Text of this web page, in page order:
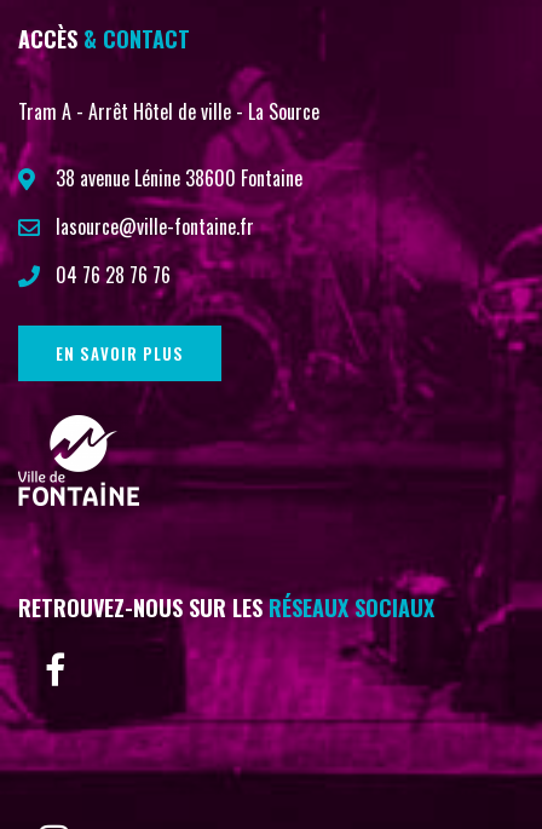
ACCÈS & CONTACT
Tram A - Arrêt Hôtel de ville - La Source
38 avenue Lénine 38600 Fontaine
lasource@ville-fontaine.fr
04 76 28 76 76
EN SAVOIR PLUS
RETROUVEZ-NOUS SUR LESRÉSEAUX SOCIAUX